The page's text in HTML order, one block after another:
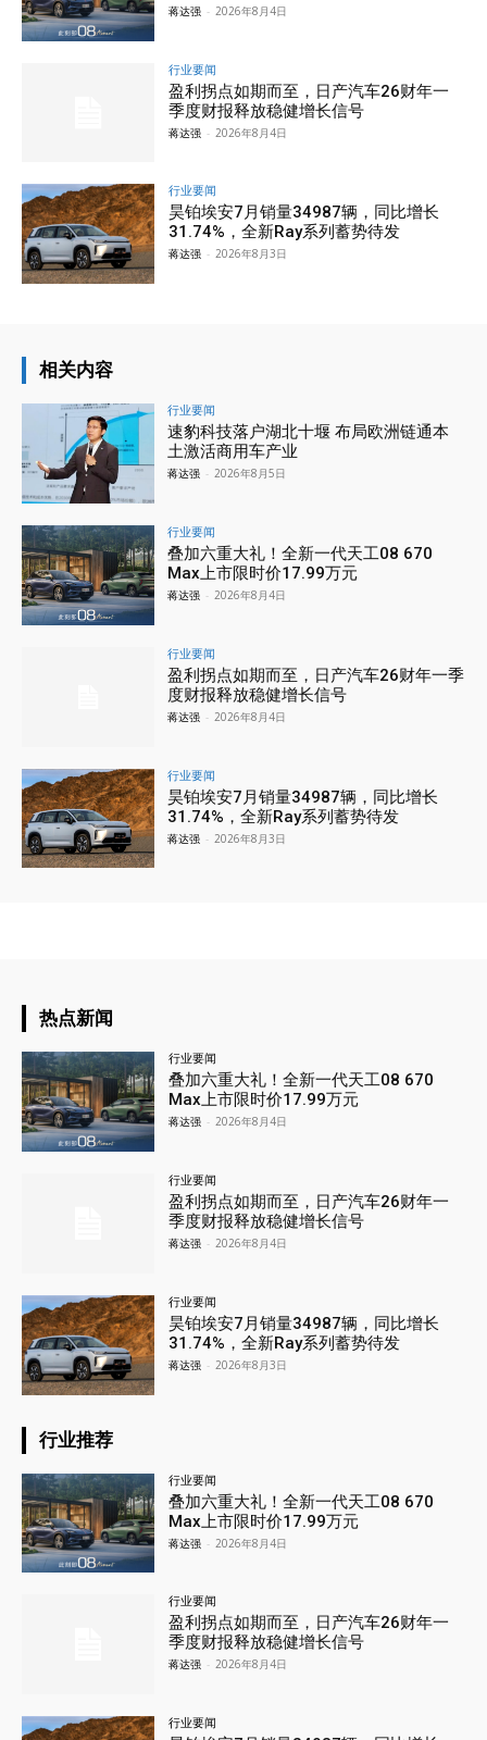
蒋达强 - 2026年8月4日
行业要闻
盈利拐点如期而至，日产汽车26财年一
季度财报释放稳健增长信号
蒋达强 - 2026年8月4日
行业要闻
昊铂埃安7月销量34987辆，同比增长
31.74%，全新Ray系列蓄势待发
蒋达强 - 2026年8月3日
相关内容
行业要闻
速豹科技落户湖北十堰 布局欧洲链通本
土激活商用车产业
蒋达强 - 2026年8月5日
行业要闻
叠加六重大礼！全新一代天工08 670
Max上市限时价17.99万元
蒋达强 - 2026年8月4日
行业要闻
盈利拐点如期而至，日产汽车26财年一季
度财报释放稳健增长信号
蒋达强 - 2026年8月4日
行业要闻
昊铂埃安7月销量34987辆，同比增长
31.74%，全新Ray系列蓄势待发
蒋达强 - 2026年8月3日
热点新闻
行业要闻
叠加六重大礼！全新一代天工08 670
Max上市限时价17.99万元
蒋达强 - 2026年8月4日
行业要闻
盈利拐点如期而至，日产汽车26财年一
季度财报释放稳健增长信号
蒋达强 - 2026年8月4日
行业要闻
昊铂埃安7月销量34987辆，同比增长
31.74%，全新Ray系列蓄势待发
蒋达强 - 2026年8月3日
行业推荐
行业要闻
叠加六重大礼！全新一代天工08 670
Max上市限时价17.99万元
蒋达强 - 2026年8月4日
行业要闻
盈利拐点如期而至，日产汽车26财年一
季度财报释放稳健增长信号
蒋达强 - 2026年8月4日
行业要闻